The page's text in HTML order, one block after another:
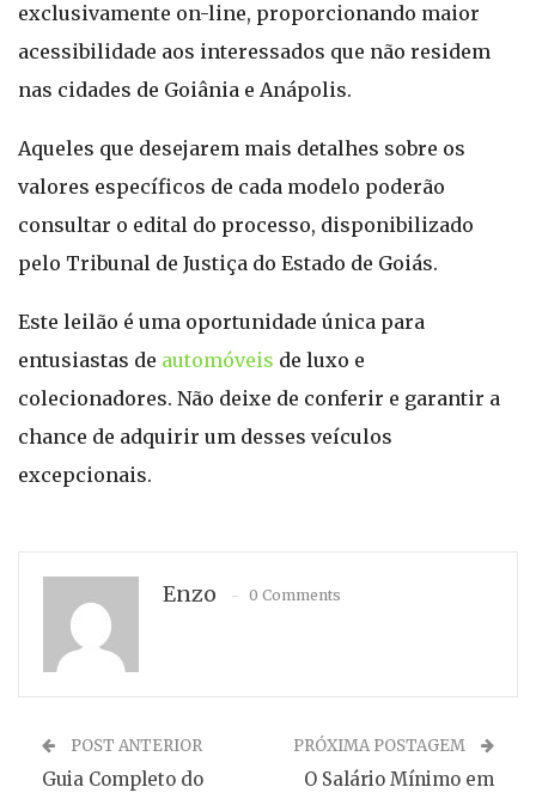
exclusivamente on-line, proporcionando maior
acessibilidade aos interessados que não residem
nas cidades de Goiânia e Anápolis.
Aqueles que desejarem mais detalhes sobre os
valores específicos de cada modelo poderão
consultar o edital do processo, disponibilizado
pelo Tribunal de Justiça do Estado de Goiás.
Este leilão é uma oportunidade única para
entusiastas de automóveis de luxo e
colecionadores. Não deixe de conferir e garantir a
chance de adquirir um desses veículos
excepcionais.
Enzo 0 Comments
POST ANTERIOR
Guia Completo do
PRÓXIMA POSTAGEM
O Salário Mínimo em